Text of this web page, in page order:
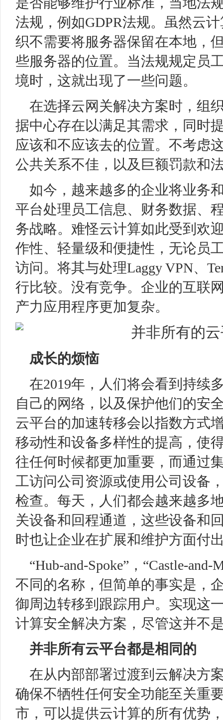
法规，例如GDPR法规。虽然云
织不需要将服务器保留在本地，
些服务器的位置。当法规规定员
境时，这就出现了一些问题。
在选择云网关解决方案时，组
据中心存在以满足其需求，同时
应该和不应该去的位置。不考虑
公共关系不佳，以及巨额罚款和
如今，越来越多的企业将业务
平台处理员工信息、财务数据、
务战略。难怪云计算如此受到欢
作性、轻量级和便捷性，无论员
访问。将其与处理Laggy VPN、
行比较。没有竞争。企业的互联
产力应用程序更加复杂。
成长的烦恼
在2019年，人们将会看到持续
自己的网络，以及保护他们的安
云平台的加速转移会以指数方式
移动性和设备多样性的提高，使
往任何时候都更加重要，而通过
工访问公司资源或使用公司设备
检查。每天，人们都会越来越多
关设备和回程通道，这些设备和
时也让企业在扩展和维护方面付
“Hub-and-Spoke”，“Castle-
不同的名称，但简单的事实是，
御周边转移到跟踪用户。实现这
计算安全解决方案，尽管这并不
并非所有云平台都是相同的
在从内部部署过渡到云解决方
确保不牺牲任何安全功能至关重
市，可以提供云计算的所有优势